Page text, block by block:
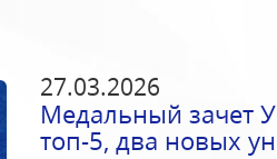
27.03.2026
Медальный зачет
топ-5, два новых